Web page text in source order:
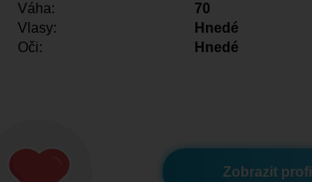
Váha:
70
Vlasy:
Hnedé
Oči:
Hnedé
Zobrazit profil